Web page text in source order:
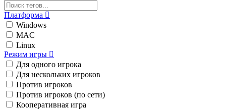
Платформа
Windows
MAC
Linux
Режим игры
Для одного игрока
Для нескольких игроков
Против игроков
Против игроков (по сети)
Кооперативная игра